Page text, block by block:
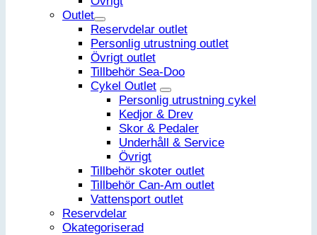
Outlet
Reservdelar outlet
Personlig utrustning outlet
Övrigt outlet
Tillbehör Sea-Doo
Cykel Outlet
Personlig utrustning cykel
Kedjor & Drev
Skor & Pedaler
Underhåll & Service
Övrigt
Tillbehör skoter outlet
Tillbehör Can-Am outlet
Vattensport outlet
Reservdelar
Okategoriserad